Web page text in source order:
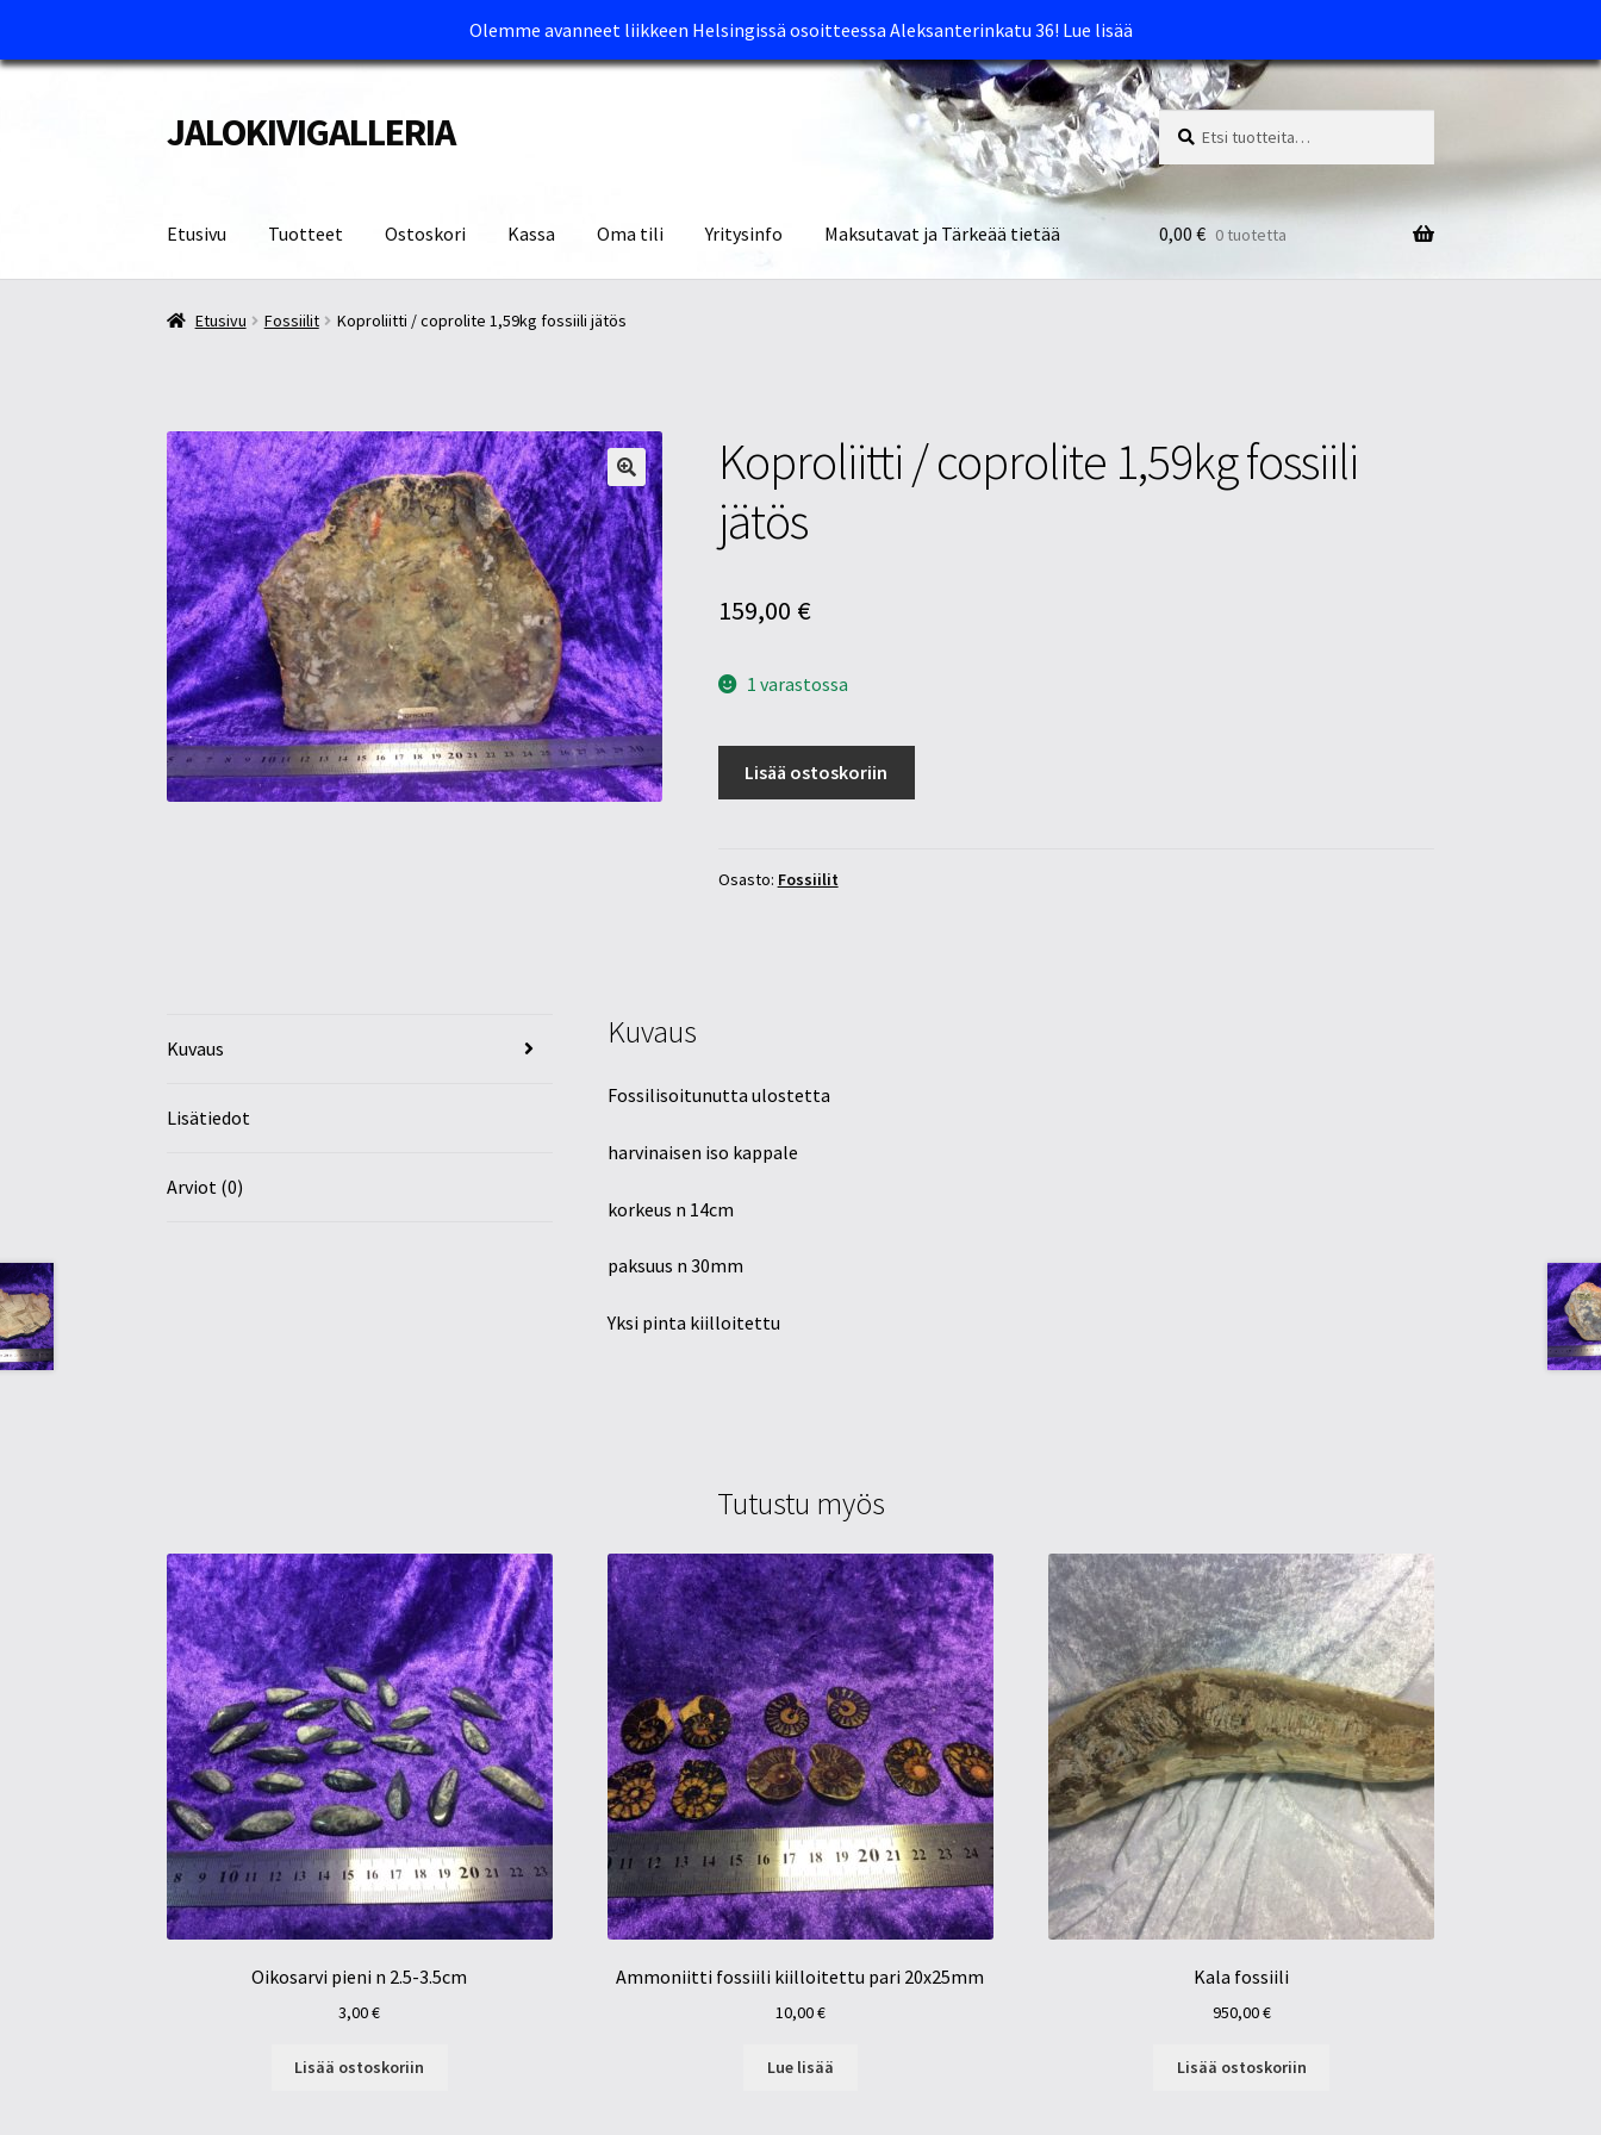
Olemme avanneet liikkeen Helsingissä osoitteessa Aleksanterinkatu 36! Lue lisää
Siirry
navigointiin
Siirry
sisältöön
JALOKIVIGALLERIA Etsi:
Haku
Etusivu Tuotteet Ostoskori Kassa Oma tili Yritysinfo Maksutavat ja Tärkeää tietää
Etusivu Kassa Maksutavat ja Tärkeää tietääMyymälät Oma tili
0,00 € 0 tuotetta
Etusivu Fossiilit Koproliitti / coprolite 1,59kg fossiili jätös
Koproliitti / coprolite 1,59kg fossiili
jätös
159,00 €
1 varastossa
fossiili
Lisää ostoskoriin
Osasto: Fossiilit
Kuvaus
Lisätiedot
Arviot (0)
Kuvaus
Fossilisoitunutta ulostetta
harvinaisen iso kappale
korkeus n 14cm
paksuus n 30mm
Yksi pinta kiilloitettu
Tutustu myös
Oikosarvi pieni n 2.5-3.5cm
3,00€
Lisää ostoskoriin
Ammoniitti fossiili kiilloitettu pari 20x25mm
10,00€
Lue lisää
Kala fossiili
950,00€
Lisää ostoskoriin